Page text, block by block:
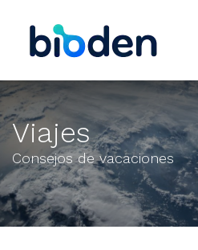
Viajes
Consejos de vacaciones